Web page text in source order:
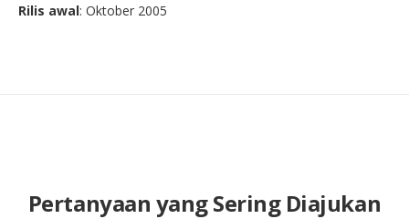
Rilis awal: Oktober 2005
Pertanyaan yang Sering Diajukan